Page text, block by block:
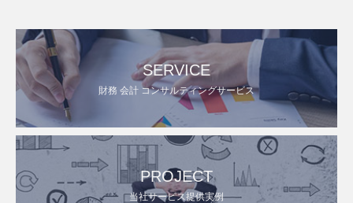
SERVICE
財務 会計 コンサルティングサービス
PROJECT
当社サービス提供実例